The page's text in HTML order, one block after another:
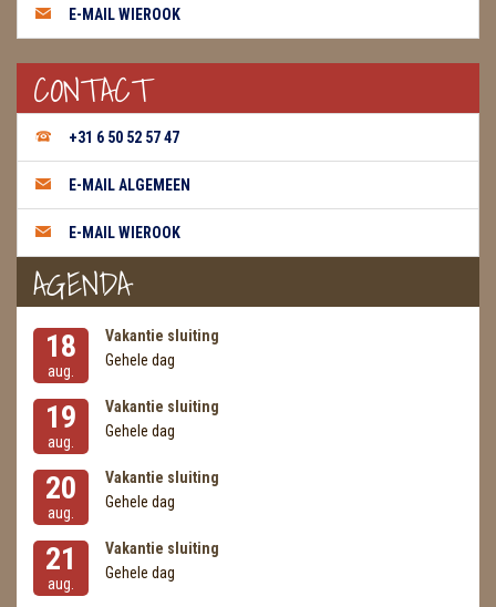
E-MAIL WIEROOK
CONTACT
+31 6 50 52 57 47
E-MAIL ALGEMEEN
E-MAIL WIEROOK
AGENDA
18
aug.
Vakantie sluiting
Gehele dag
19
aug.
Vakantie sluiting
Gehele dag
20
aug.
Vakantie sluiting
Gehele dag
21
aug.
Vakantie sluiting
Gehele dag